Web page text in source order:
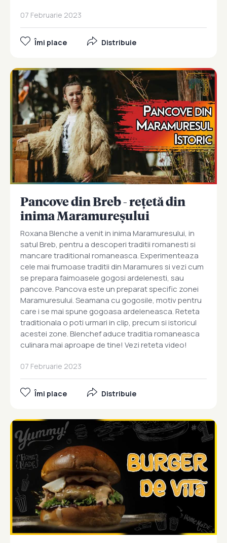
07 Februarie 2023
Îmi place Distribuie
Pancove din Breb - rețetă din
inima Maramureșului
Roxana Blenche a venit in inima Maramuresului, in
satul Breb, pentru a descoperi traditii romanesti si
mancare traditional romaneasca. Experimenteaza
cele mai frumoase traditii din Maramures si vezi cum
se prepara faimoasele gogosi ardelenesti, sau
pancove. Pancova este un preparat specific zonei
Maramuresului. Seamana cu gogosile, motiv pentru
care i se mai spune gogoasa ardeleneasca. Reteta
traditionala o poti urmari in clip, precum si istoricul
acestei zone. Blenchef aduce traditia romaneasca
culinara mai aproape de tine! Vezi reteta video!
07 Februarie 2023
Îmi place Distribuie